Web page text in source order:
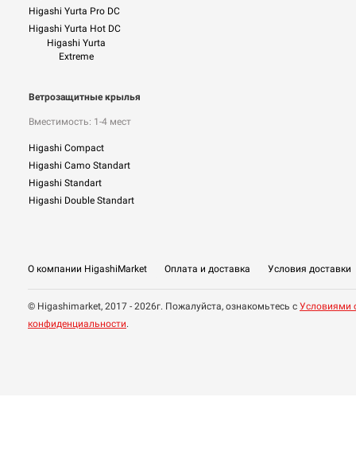
Higashi Yurta Pro DC
Higashi Yurta Hot DC
Higashi Yurta
Extreme
Ветрозащитные крылья
Вместимость: 1-4 мест
Higashi Compact
Higashi Camo Standart
Higashi Standart
Higashi Double Standart
О компании HigashiMarket Оплата и доставка Условия доставки
© Higashimarket, 2017 - 2026г. Пожалуйста, ознакомьтесь с Условиями
конфиденциальности.